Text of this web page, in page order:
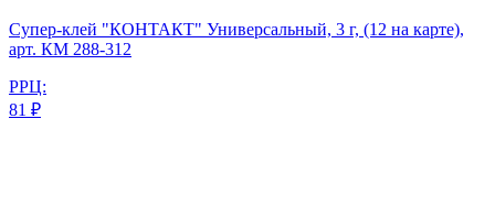
Супер-клей "КОНТАКТ" Универсальный, 3 г, (12 на карте),
арт. КМ 288-312
РРЦ:
81 ₽